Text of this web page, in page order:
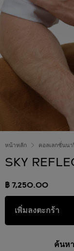
หน้าหลัก คอลเลกชั่นนา
SKY
฿ 7,250.00
เพิ่มลงตะกร้า
ค้นห